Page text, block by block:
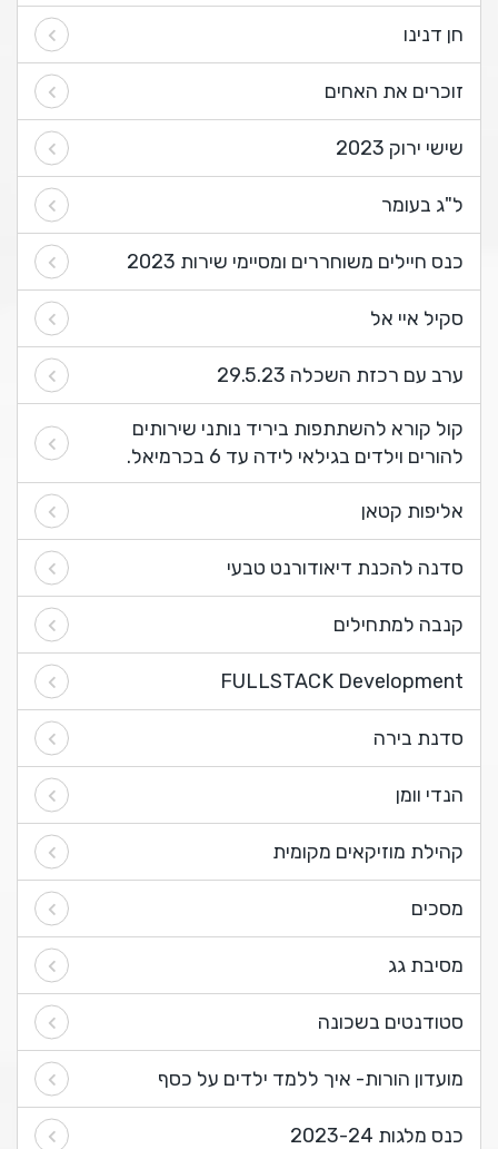
חן דנינו
זוכרים את האחים
שישי ירוק 2023
ל"ג בעומר
כנס חיילים משוחררים ומסיימי שירות 2023
סקיל איי אל
ערב עם רכזת השכלה 29.5.23
קול קורא להשתתפות ביריד נותני שירותים
להורים וילדים בגילאי לידה עד 6 בכרמיאל.
אליפות קטאן
סדנה להכנת דיאודורנט טבעי
קנבה למתחילים
FULLSTACK Development
סדנת בירה
הנדי וומן
קהילת מוזיקאים מקומית
מסכים
מסיבת גג
סטודנטים בשכונה
מועדון הורות- איך ללמד ילדים על כסף
כנס מלגות 2023-24